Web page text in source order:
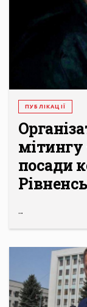
ПУБЛІКАЦІЇ
мітингу
посади
...